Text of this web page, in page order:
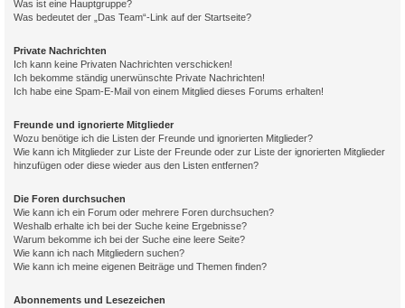
Was ist eine Hauptgruppe?
Was bedeutet der „Das Team“-Link auf der Startseite?
Private Nachrichten
Ich kann keine Privaten Nachrichten verschicken!
Ich bekomme ständig unerwünschte Private Nachrichten!
Ich habe eine Spam-E-Mail von einem Mitglied dieses Forums erhalten!
Freunde und ignorierte Mitglieder
Wozu benötige ich die Listen der Freunde und ignorierten Mitglieder?
Wie kann ich Mitglieder zur Liste der Freunde oder zur Liste der ignorierten Mitglieder
hinzufügen oder diese wieder aus den Listen entfernen?
Die Foren durchsuchen
Wie kann ich ein Forum oder mehrere Foren durchsuchen?
Weshalb erhalte ich bei der Suche keine Ergebnisse?
Warum bekomme ich bei der Suche eine leere Seite?
Wie kann ich nach Mitgliedern suchen?
Wie kann ich meine eigenen Beiträge und Themen finden?
Abonnements und Lesezeichen